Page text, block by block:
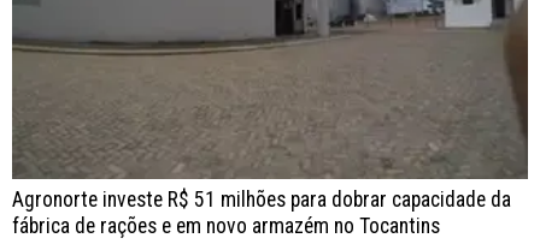
Agronorte investe R$ 51 milhões para dobrar capacidade da
fábrica de rações e em novo armazém no Tocantins